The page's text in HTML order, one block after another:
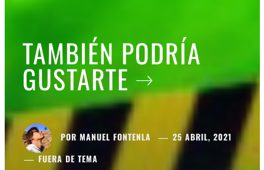
TAMBIÉN PODRÍA
GUSTARTE
POR MANUEL FONTENLA
25 ABRIL, 2021
FUERA DE TEMA